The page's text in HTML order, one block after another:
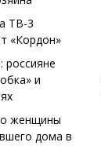
ТВ-3
«Кордон»
россияне
и
женщины
дома в